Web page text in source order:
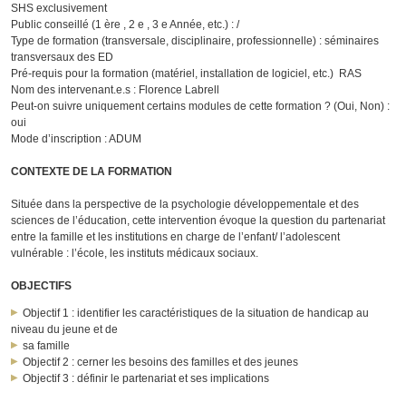
SHS exclusivement
Public conseillé (1 ère , 2 e , 3 e Année, etc.) : /
Type de formation (transversale, disciplinaire, professionnelle) : séminaires
transversaux des ED
Pré-requis pour la formation (matériel, installation de logiciel, etc.) RAS
Nom des intervenant.e.s : Florence Labrell
Peut-on suivre uniquement certains modules de cette formation ? (Oui, Non) :
oui
Mode d’inscription : ADUM
CONTEXTE DE LA FORMATION
Située dans la perspective de la psychologie développementale et des
sciences de l’éducation, cette intervention évoque la question du partenariat
entre la famille et les institutions en charge de l’enfant/ l’adolescent
vulnérable : l’école, les instituts médicaux sociaux.
OBJECTIFS
Objectif 1 : identifier les caractéristiques de la situation de handicap au
niveau du jeune et de
sa famille
Objectif 2 : cerner les besoins des familles et des jeunes
Objectif 3 : définir le partenariat et ses implications